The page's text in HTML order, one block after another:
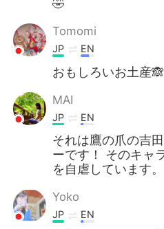
🤣
Tomomi
JP EN
おもしろいお土産🙈
MAI
JP EN
それは鷹の爪の吉
ーです！ そのキャ
を自虐しています。
Yoko
JP EN